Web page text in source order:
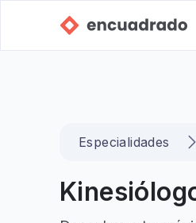
Especialidades